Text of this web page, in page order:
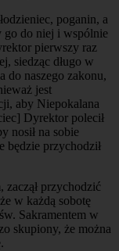
poganin, a
go do niej i wspólnie
pierwszy raz
siedząc długo w
do naszego zakonu,
jest
aby Niepokalana
Dyrektor polecił
nosił na sobie
będzie przychodził
zaczął przychodzić
w każdą sobotę
Sakramentem w
skupiony, że można